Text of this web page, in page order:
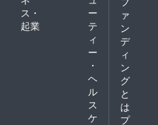
ス・
起業
ー
テ
ィ
ー
・
ヘ
ル
ス
ケ
ァ
ン
デ
ィ
ン
グ
と
は
プ